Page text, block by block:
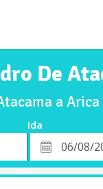
De
a
Ida
Fecha
de